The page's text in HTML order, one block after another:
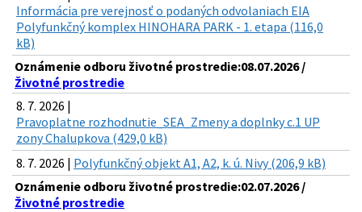
Informácia pre verejnosť o podaných odvolaniach EIA
Polyfunkčný komplex HINOHARA PARK - 1. etapa (116,0
kB)
Oznámenie odboru životné prostredie:08.07.2026 /
Životné prostredie
8. 7. 2026 |
Pravoplatne rozhodnutie_SEA_Zmeny a doplnky c.1 UP
zony Chalupkova (429,0 kB)
8. 7. 2026 | Polyfunkčný objekt A1, A2, k. ú. Nivy (206,9 kB)
Oznámenie odboru životné prostredie:02.07.2026 /
Životné prostredie